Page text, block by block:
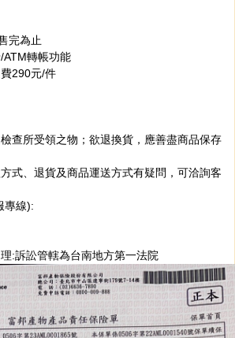
完為止
ATM轉帳功能
290元/件
查所受領之物；欲退換貨，應善盡商品保存
式、退貨及商品運送方式有疑問，可洽詢客
專線):
:訴訟管轄為台南地方第一法院